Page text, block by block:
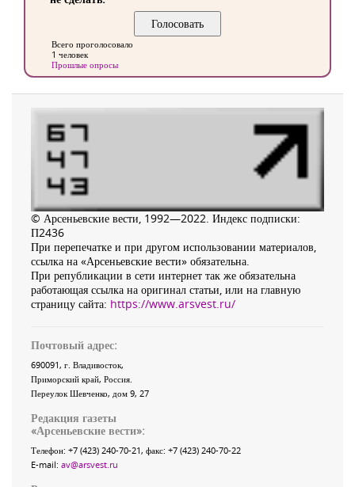
Всего проголосовало
1 человек
Прошлые опросы
© Арсеньевские вести, 1992—2022. Индекс подписки:
П2436
При перепечатке и при другом использовании материалов,
ссылка на «Арсеньевские вести» обязательна.
При републикации в сети интернет так же обязательна
работающая ссылка на оригинал статьи, или на главную
страницу сайта: https://www.arsvest.ru/
Почтовый адрес:
690091, г. Владивосток,
Приморский край, Россия
Переулок Шевченко, дом 9, 27
Редакция газеты
«Арсеньевские вести»:
Телефон: +7 (423) 240-70-21, факс: +7 (423) 240-70-22
E-mail: av@arsvest.ru